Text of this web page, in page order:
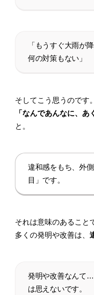
「もうすぐ大雨が
何の対策もない」
そしてこう思うのです。
「なんであんなに、あ
と。
違和感をもち、外
目」です。
それは意味のあること
多くの発明や改善は、
発明や改善なんて
は思えないです。